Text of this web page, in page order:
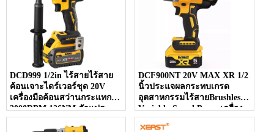
DCD999 1/2in ไร้สายไร้สาย
ค้อนเจาะไดร์เวอร์ชุด 20V
เครื่องมือค้อนสว่านกระแทก
2000RPM 126NM ตัวแปร
มอเตอร์
DCF900NT 20V MAX XR 1/2
นิ้วประแจผลกระทบเกรด
อุตสาหกรรมไร้สายBrushless
Variable-Speed ​​Powerเครื่อง
มือ 18V